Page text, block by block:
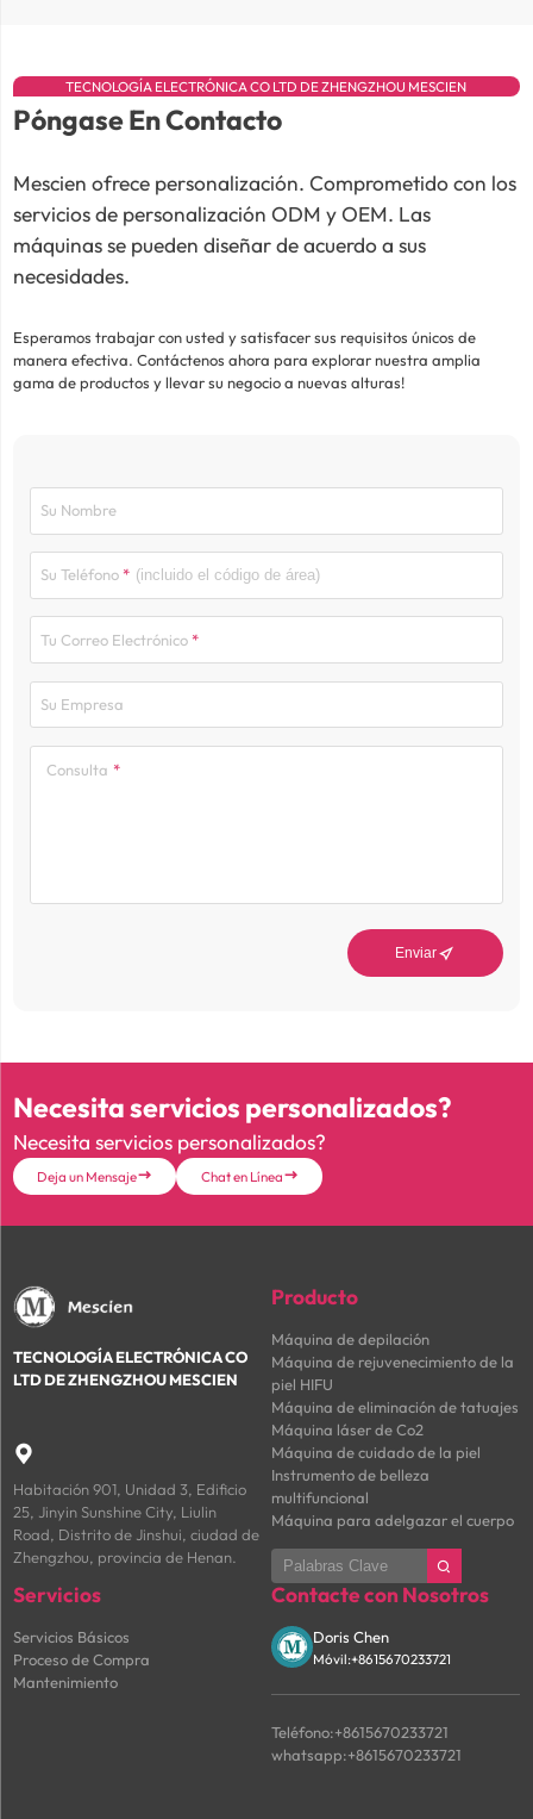
TECNOLOGÍA ELECTRÓNICA CO LTD DE ZHENGZHOU MESCIEN
Póngase En Contacto
Mescien ofrece personalización. Comprometido con los
servicios de personalización ODM y OEM. Las
máquinas se pueden diseñar de acuerdo a sus
necesidades.
Esperamos trabajar con usted y satisfacer sus requisitos únicos de
manera efectiva. Contáctenos ahora para explorar nuestra amplia
gama de productos y llevar su negocio a nuevas alturas!
Su Nombre
Su Teléfono
Tu Correo Electrónico
Su Empresa
Consulta
Enviar
Necesita servicios personalizados?
Necesita servicios personalizados?
Deja un Mensaje Chat en Línea
TECNOLOGÍA ELECTRÓNICA CO
LTD DE ZHENGZHOU MESCIEN

Habitación 901, Unidad 3, Edificio
25, Jinyin Sunshine City, Liulin
Road, Distrito de Jinshui, ciudad de
Zhengzhou, provincia de Henan.
Producto
Máquina de depilación
Máquina de rejuvenecimiento de la
piel HIFU
Máquina de eliminación de tatuajes
Máquina láser de Co2
Máquina de cuidado de la piel
Instrumento de belleza
multifuncional
Máquina para adelgazar el cuerpo
Servicios
Servicios Básicos
Proceso de Compra
Mantenimiento
Contacte con Nosotros
Doris Chen
Móvil:+8615670233721
Teléfono:+8615670233721
whatsapp:+8615670233721